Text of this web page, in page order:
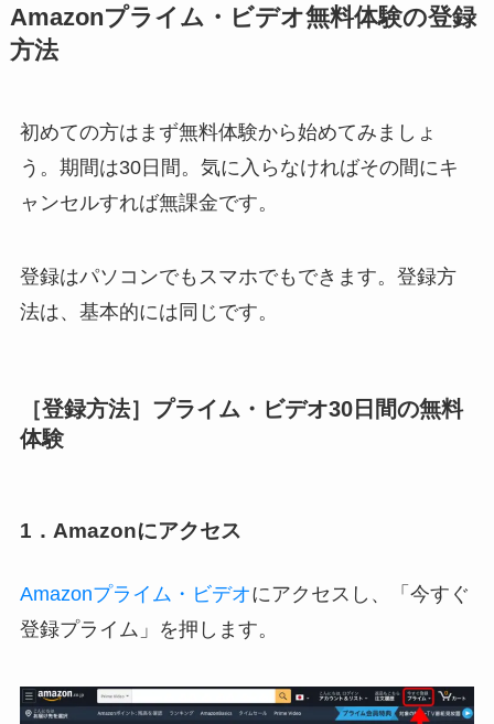
Amazonプライム・ビデオ無料体験の登録
方法
初めての方はまず無料体験から始めてみましょ
う。期間は30日間。気に入らなければその間にキ
ャンセルすれば無課金です。
登録はパソコンでもスマホでもできます。登録方
法は、基本的には同じです。
［登録方法］プライム・ビデオ30日間の無料
体験
1．Amazonにアクセス
Amazonプライム・ビデオにアクセスし、「今すぐ
登録プライム」を押します。